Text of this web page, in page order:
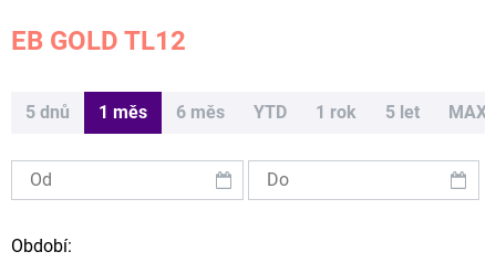
EB GOLD TL12
5 dnů 1 měs 6 měs YTD 1 rok 5 let MAX
Období: